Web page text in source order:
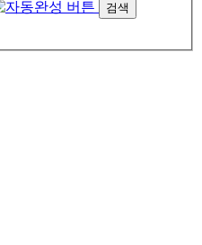
검색